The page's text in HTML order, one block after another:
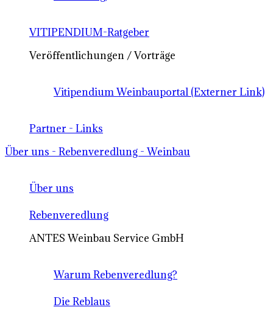
VITIPENDIUM-Ratgeber
Veröffentlichungen / Vorträge
Vitipendium Weinbauportal (Externer Link)
Partner - Links
Über uns - Rebenveredlung - Weinbau
Über uns
Rebenveredlung
ANTES Weinbau Service GmbH
Warum Rebenveredlung?
Die Reblaus